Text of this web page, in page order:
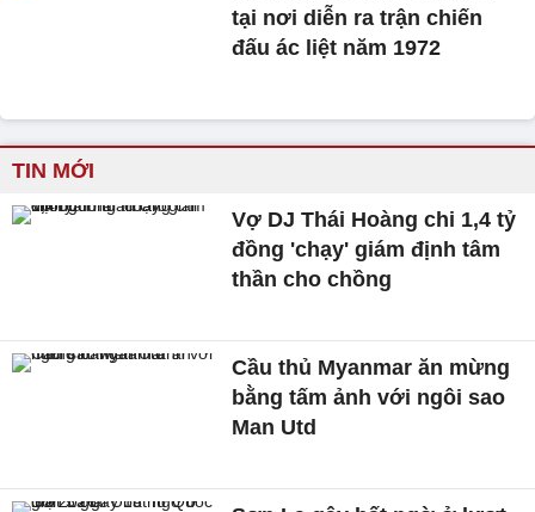
tại nơi diễn ra trận chiến
đấu ác liệt năm 1972
TIN MỚI
Vợ DJ Thái Hoàng chi 1,4 tỷ
đồng 'chạy' giám định tâm
thần cho chồng
Cầu thủ Myanmar ăn mừng
bằng tấm ảnh với ngôi sao
Man Utd